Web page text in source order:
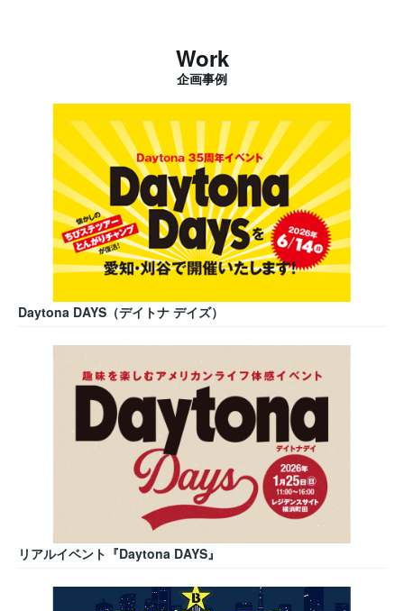
Work
企画事例
Daytona DAYS（デイトナ デイズ）
リアルイベント『Daytona DAYS』